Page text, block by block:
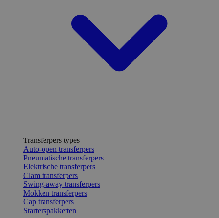
Transferpers types
Auto-open transferpers
Pneumatische transferpers
Elektrische transferpers
Clam transferpers
Swing-away transferpers
Mokken transferpers
Cap transferpers
Starterspakketten